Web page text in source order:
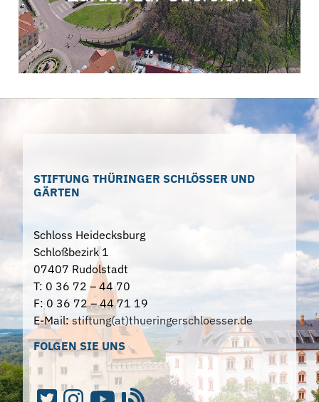
STIFTUNG THÜRINGER SCHLÖSSER UND
GÄRTEN
Schloss Heidecksburg
Schloßbezirk 1
07407 Rudolstadt
T: 0 36 72 – 44 70
F: 0 36 72 – 44 71 19
E-Mail:stiftung(at)thueringerschloesser.de
FOLGEN SIE UNS